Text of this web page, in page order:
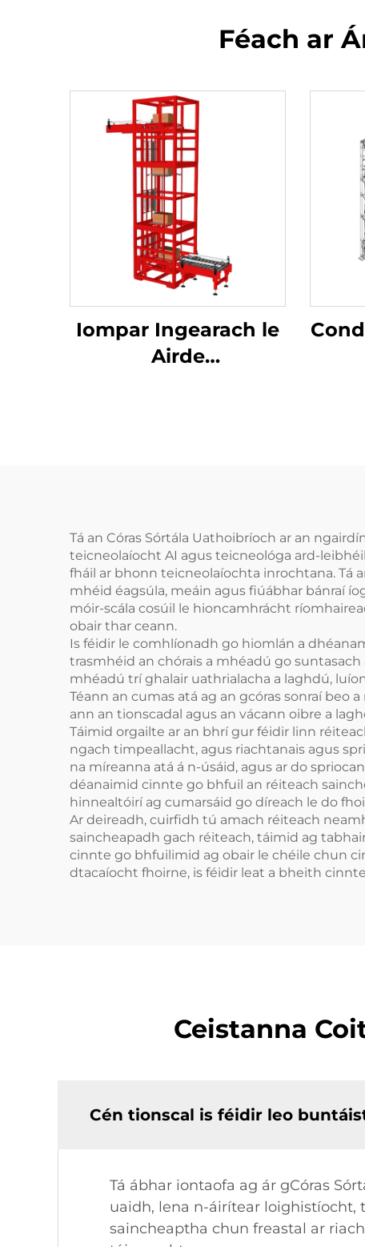
Féach ar
Iompar Ingearach le
Airde
Tá an Córas Sórtála Uathoibríoch ar an
teicneolaíocht AI agus teicneológa ard-
fháil ar bhonn teicneolaíochta inrochtana. Tá
mhéid éagsúla, meáin agus fiúábhar bánraí
móir-scála cosúil le hioncamhrácht
obair thar ceann.
Is féidir le comhlíonadh go hiomlán a
trasmhéid an chórais a mhéadú go
mhéadú trí ghalair uathrialacha a laghdú,
Téann an cumas atá ag an gcóras sonraí beo
ann an tionscadal agus an vácann oibre a
Táimid orgailte ar an bhrí gur féidir linn
ngach timpeallacht, agus riachtanais agus
na míreanna atá á n-úsáid, agus ar do
déanaimid cinnte go bhfuil an réiteach
hinnealtóirí ag cumarsáid go díreach le do
Ar deireadh, cuirfidh tú amach réiteach
saincheapadh gach réiteach, táimid ag
cinnte go bhfuilimid ag obair le chéile chun
dtacaíocht fhoirne, is féidir leat a bheith
Ceistanna
Cén tionscal is féidir leo
Tá ábhar iontaofa ag ár gCóras
uaidh, lena n-áirítear loighistíocht,
saincheaptha chun freastal ar